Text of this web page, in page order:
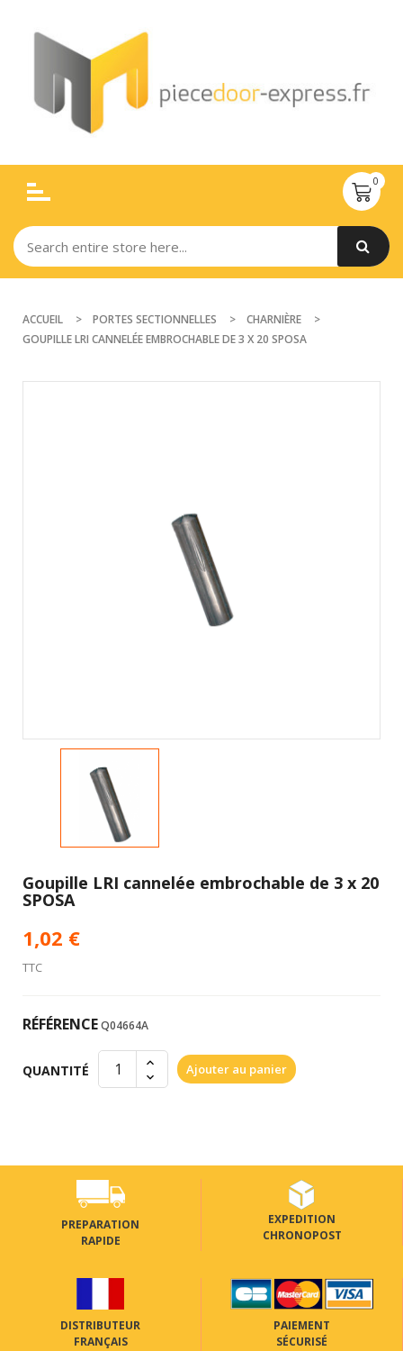
ACCUEIL PORTES SECTIONNELLES
CHARNIÈRE
GOUPILLE LRI CANNELÉE EMBROCHABLE DE 3 X 20 SPOSA
Goupille LRI cannelée embrochable de 3 x 20
SPOSA
1,02 €
TTC
RÉFÉRENCEQ04664A
QUANTITÉ Ajouter au panier
PREPARATION
RAPIDE
EXPEDITION
CHRONOPOST
DISTRIBUTEUR
FRANÇAIS
PAIEMENT
SÉCURISÉ